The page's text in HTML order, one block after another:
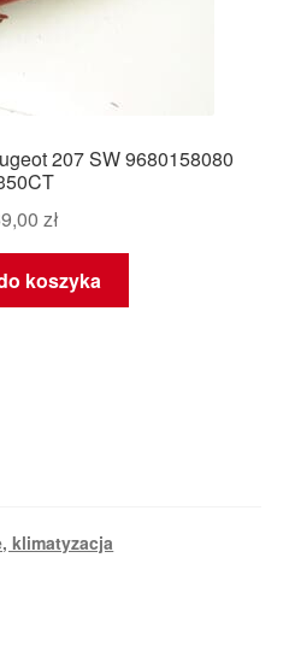
207 SW 9680158080
zł
koszyka
klimatyzacja